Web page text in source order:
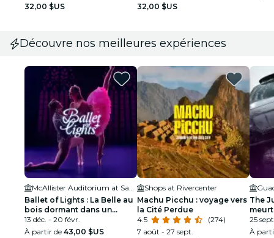
32,00 $US
32,00 $US
Découvre nos meilleures expériences
McAllister Auditorium at San Antonio College
Ballet of Lights : La Belle au
bois dormant dans un
spectacle étincelant
13 déc. - 20 févr.
À partir de 43,00 $US
Shops at Rivercenter
Machu Picchu : voyage vers
la Cité Perdue
4.5
(274)
7 août - 27 sept.
The
25
À